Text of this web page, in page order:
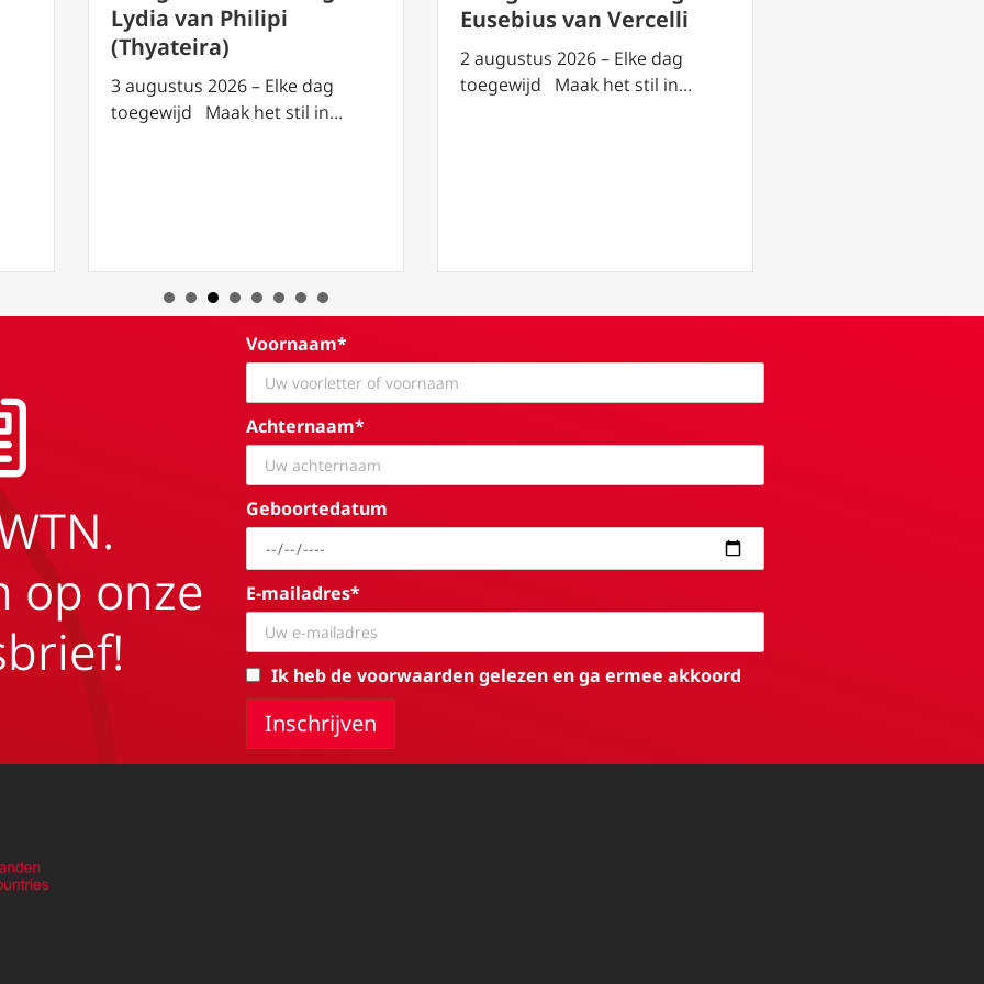
Lydia van Philipi
(Thyateira)
3 augustus 2026 – Elke dag
toegewijd Maak het stil in…
Eusebius van Vercelli
2 augustus 2026 – Elke dag
toegewijd Maak het stil in…
op onze
Voornaam*
Achternaam*
Geboortedatum
E-mailadres*
Ik heb de voorwaarden gelezen en ga ermee akkoord